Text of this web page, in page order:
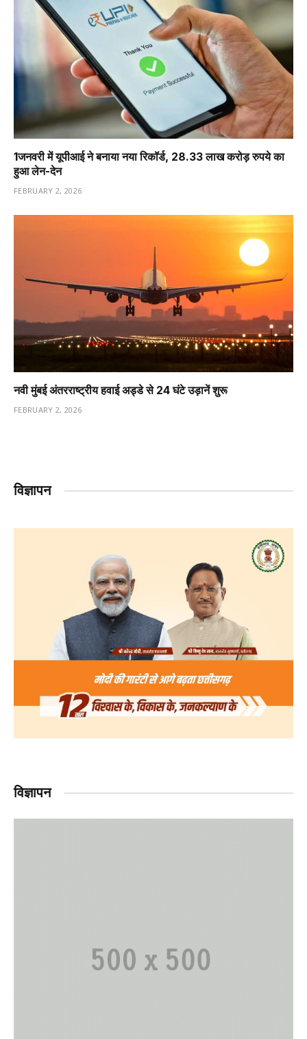
1️जनवरी में यूपीआई ने बनाया नया रिकॉर्ड, 28.33 लाख करोड़ रुपये का
हुआ लेन-देन
FEBRUARY 2, 2026
नवी मुंबई अंतरराष्ट्रीय हवाई अड्डे से 24 घंटे उड़ानें शुरू
FEBRUARY 2, 2026
विज्ञापन
विज्ञापन